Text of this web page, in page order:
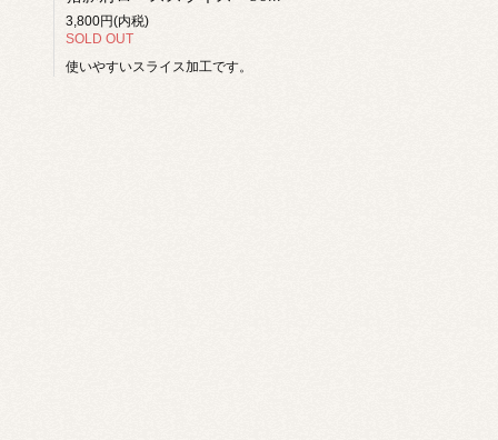
3,800円(内税)
SOLD OUT
使いやすいスライス加工です。